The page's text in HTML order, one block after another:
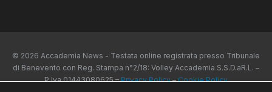
© 2026 Accademia News - Testata online registrata presso Tribunale
di Benevento con Reg. Stampa n°2/18: Volley Accademia S.S.D.aR.L. –
P.Iva 01443080625 –Privacy Policy–Cookie Policy